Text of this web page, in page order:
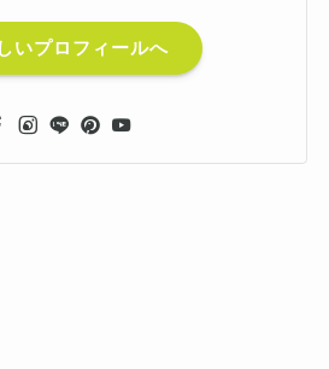
いプロフィールへ